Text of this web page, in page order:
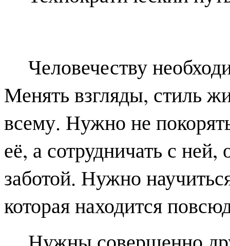
Человечеству
Менять взгляды, стиль
всему. Нужно не
её, а сотрудничать с
заботой. Нужно
которая находится